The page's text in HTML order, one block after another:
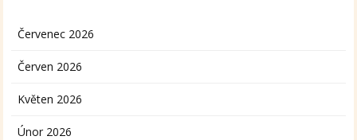
Červenec 2026
Červen 2026
Květen 2026
Únor 2026